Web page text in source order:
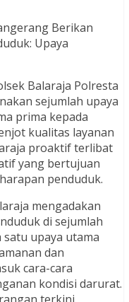
Berikan
Upaya
Balaraja Polresta
sejumlah upaya
prima kepada
kualitas layanan
proaktif terlibat
yang bertujuan
penduduk.
mengadakan
di sejumlah
upaya utama
dan
cara-cara
kondisi darurat.